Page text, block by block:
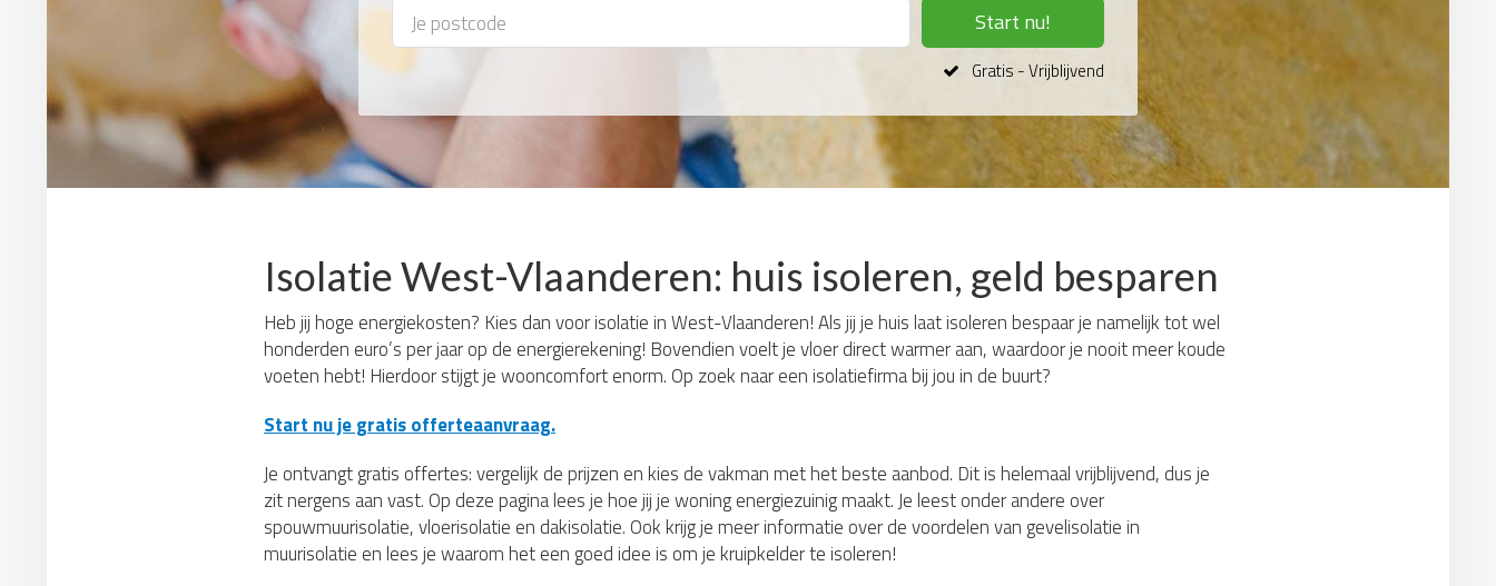
Start nu!
Gratis - Vrijblijvend
Isolatie West-Vlaanderen: huis isoleren, geld besparen
Heb jij hoge energiekosten? Kies dan voor isolatie in West-Vlaanderen! Als jij je huis laat isoleren bespaar je namelijk tot wel
honderden euro’s per jaar op de energierekening! Bovendien voelt je vloer direct warmer aan, waardoor je nooit meer koude
voeten hebt! Hierdoor stijgt je wooncomfort enorm. Op zoek naar een isolatiefirma bij jou in de buurt?
Start nu je gratis offerteaanvraag.
Je ontvangt gratis offertes: vergelijk de prijzen en kies de vakman met het beste aanbod. Dit is helemaal vrijblijvend, dus je
zit nergens aan vast. Op deze pagina lees je hoe jij je woning energiezuinig maakt. Je leest onder andere over
spouwmuurisolatie, vloerisolatie en dakisolatie. Ook krijg je meer informatie over de voordelen van gevelisolatie in
muurisolatie en lees je waarom het een goed idee is om je kruipkelder te isoleren!